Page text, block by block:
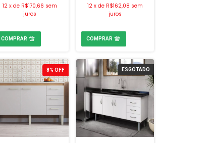
12 x de R$170,66 sem
juros
12 x de R$162,08 sem
juros
8% OFF ESGOTADO